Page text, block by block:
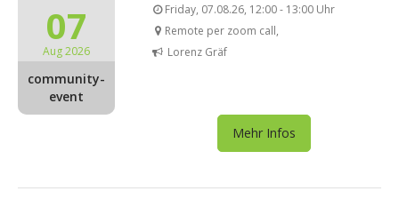
07
Aug 2026
community-
event
Friday, 07.08.26, 12:00 - 13:00 Uhr
Remote per zoom call,
Lorenz Gräf
Mehr Infos